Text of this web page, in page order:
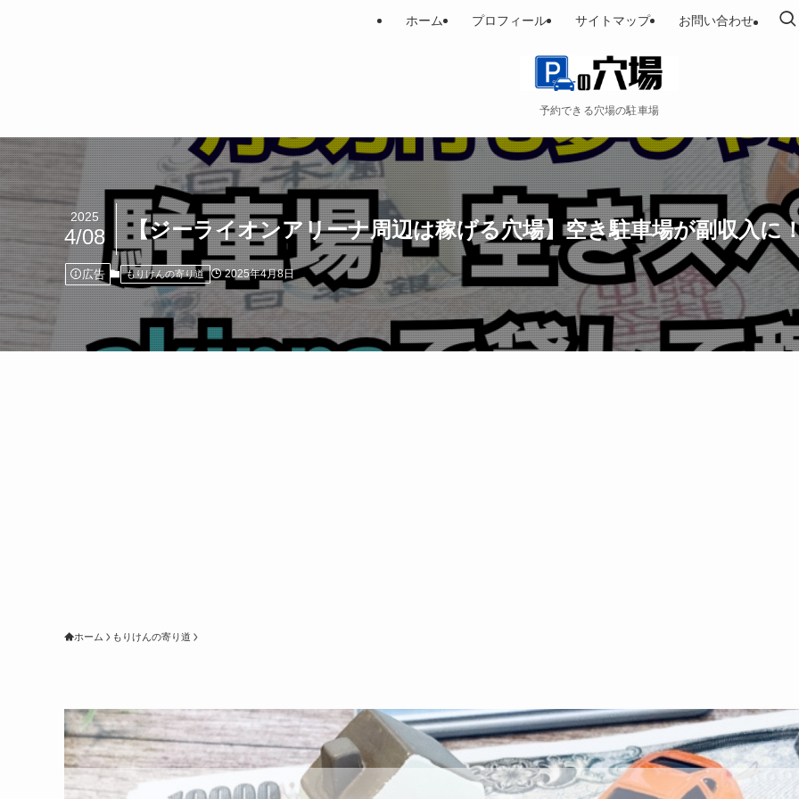
予約できる穴場の駐車場
ホーム プロフィール サイトマップ お問い合わせ
【ジーライオンアリーナ周辺は稼げる穴場】空き駐車場が副収入に
2025
4/08
広告 もりけんの寄り道 2025年4月8日
ホーム もりけんの寄り道